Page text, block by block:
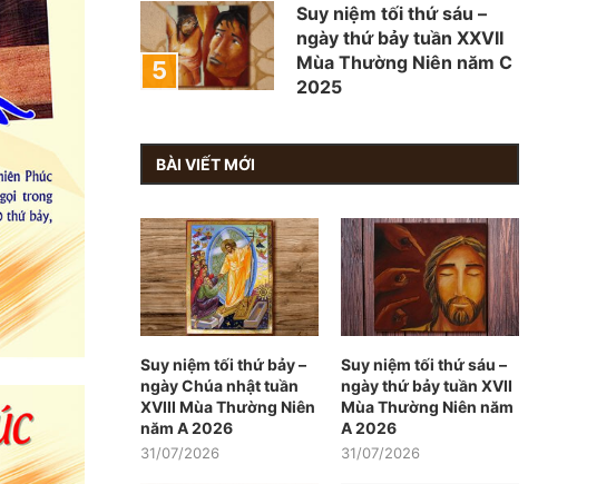
Suy niệm tối thứ sáu –
ngày thứ bảy tuần XXVII
Mùa Thường Niên năm C
2025
BÀI VIẾT MỚI
Suy niệm tối thứ bảy –
ngày Chúa nhật tuần
XVIII Mùa Thường Niên
năm A 2026
31/07/2026
Suy niệm tối thứ sáu –
ngày thứ bảy tuần XVII
Mùa Thường Niên năm
A 2026
31/07/2026